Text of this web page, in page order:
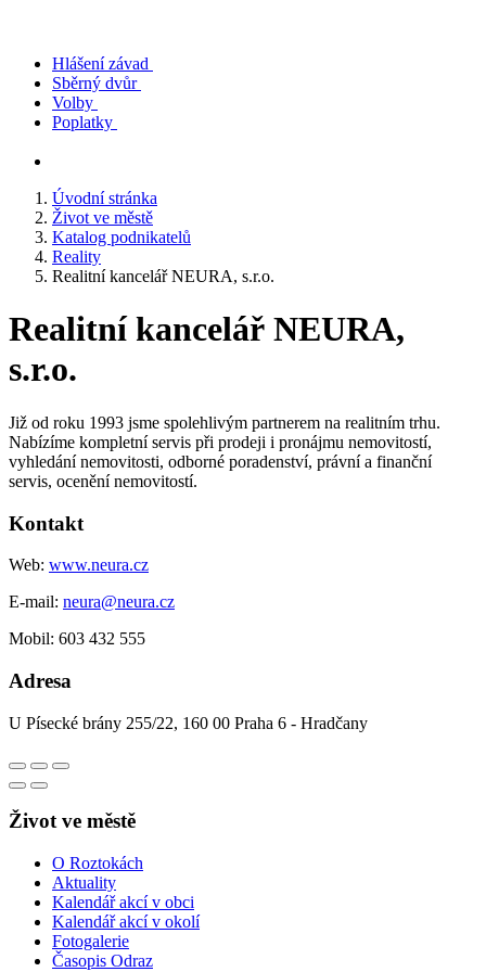
Hlášení závad
Sběrný dvůr
Volby
Poplatky
Úvodní stránka
Život ve městě
Katalog podnikatelů
Reality
Realitní kancelář NEURA, s.r.o.
Realitní kancelář NEURA,
s.r.o.
Již od roku 1993 jsme spolehlivým partnerem na realitním trhu.
Nabízíme kompletní servis při prodeji i pronájmu nemovitostí,
vyhledání nemovitosti, odborné poradenství, právní a finanční
servis, ocenění nemovitostí.
Kontakt
Web: www.neura.cz
E-mail: neura@neura.cz
Mobil: 603 432 555
Adresa
U Písecké brány 255/22, 160 00 Praha 6 - Hradčany
Život ve městě
O Roztokách
Aktuality
Kalendář akcí v obci
Kalendář akcí v okolí
Fotogalerie
Časopis Odraz